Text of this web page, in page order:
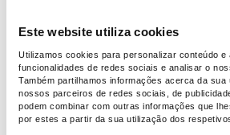
Este website utiliza cookies
Utilizamos cookies para personalizar conteúdo
funcionalidades de redes sociais e analisar o
Também partilhamos informações acerca da
nossos parceiros de redes sociais, de
podem combinar com outras informações que
por estes a partir da sua utilização dos
transferências manuais.
automático é uma ótima
simplificar a gestão do
garantir que as metas
atingidas sem a
constante.